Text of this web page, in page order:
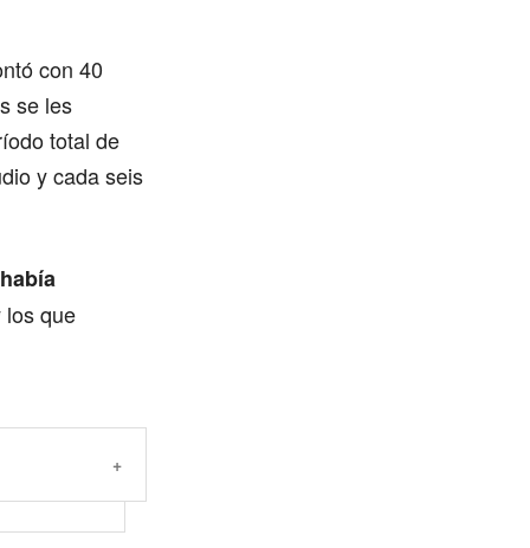
con 40
se les
total de
y cada seis
los que